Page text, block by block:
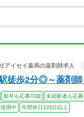
イセイ薬局の薬剤師求人
徒歩2分◎～薬剤
新卒も応募可能 未経験者も応
用中 年間休日120日以上